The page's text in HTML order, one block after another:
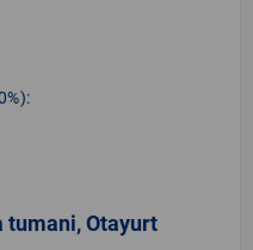
tumani, Otayurt